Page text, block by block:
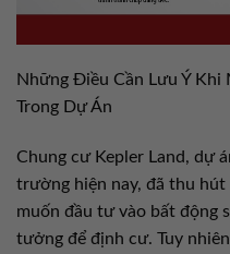
Những Điều Cần Lưu Ý Khi
Trong Dự Án
Chung cư Kepler Land, dự
trường hiện nay, đã thu
muốn đầu tư vào bất động
tưởng để định cư. Tuy